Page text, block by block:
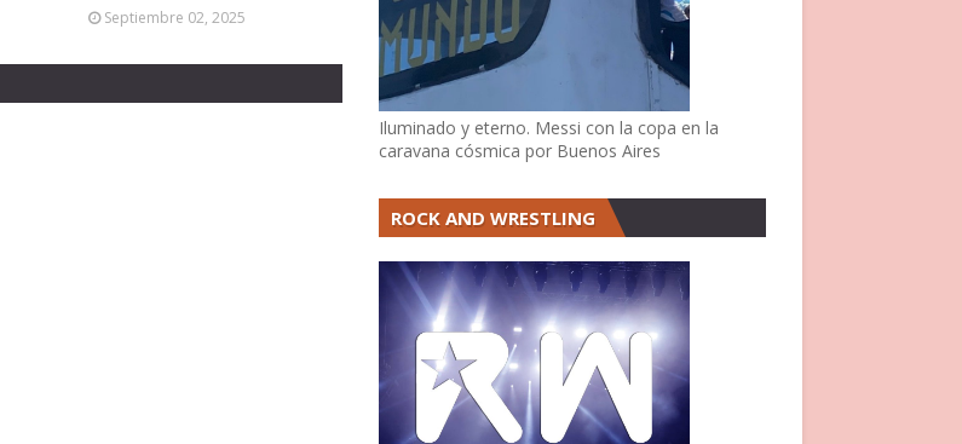
Septiembre 02, 2025
Iluminado y eterno. Messi con la copa en la
caravana cósmica por Buenos Aires
ROCK AND WRESTLING